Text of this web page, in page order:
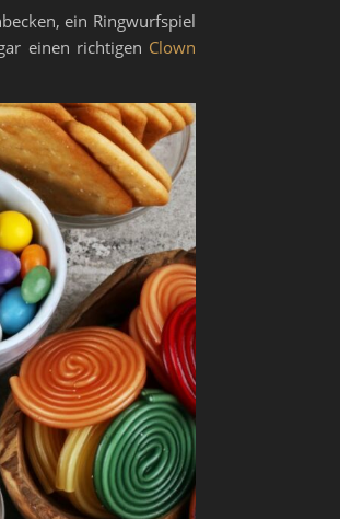
ein Ringwurfspiel
einen richtigen Clown